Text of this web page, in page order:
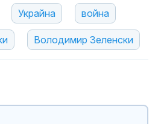
Украйна война
Володимир Зеленски